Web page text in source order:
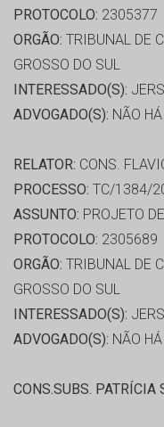
PROTOCOLO: 2305377
ORGÃO: TRIBUNAL DE
GROSSO DO SUL
INTERESSADO(S):
ADVOGADO(S): NÃO HÁ
RELATOR: CONS.
PROCESSO: TC/1384/
ASSUNTO: PROJETO
PROTOCOLO: 2305689
ORGÃO: TRIBUNAL DE
GROSSO DO SUL
INTERESSADO(S):
ADVOGADO(S): NÃO HÁ
CONS.SUBS. PATRÍCIA